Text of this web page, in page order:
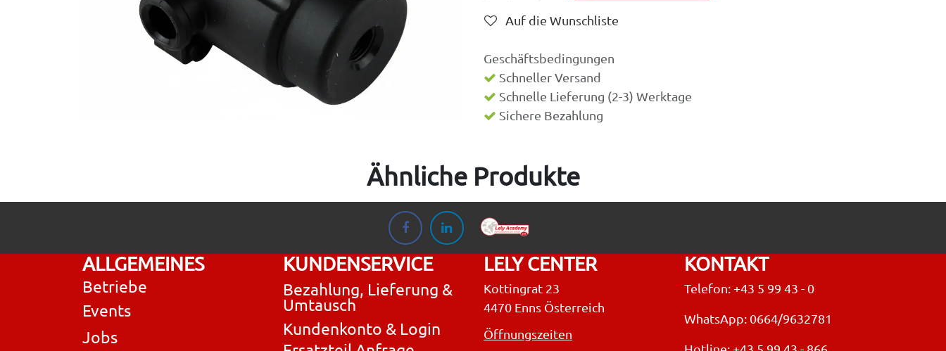
Auf die Wunschliste
Geschäftsbedingungen
Schneller Versand
Schnelle Lieferung (2-3) Werktage
Sichere Bezahlung
Ähnliche Produkte
ALLGEMEINES
Betriebe
Events
Jobs
KUNDENSERVICE
Bezahlung, Lieferung &
Umtausch
Kundenkonto & Login
LELY CENTER
Kottingrat 23
4470 Enns Österreich
Öffnungszeiten
KONTAKT
Telefon: +43 5 99 43 - 0
WhatsApp: 0664/9632781